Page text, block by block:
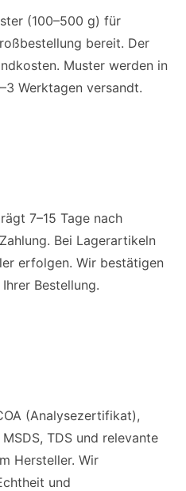
(100–500 g) für
bereit. Der
Muster werden in
Werktagen versandt.
7–15 Tage nach
Bei Lagerartikeln
erfolgen. Wir bestätigen
Bestellung.
(Analysezertifikat),
TDS und relevante
Hersteller. Wir
und